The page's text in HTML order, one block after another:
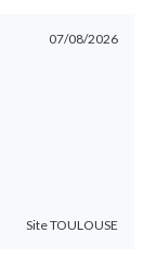
07/08/2026
SiteTOULOUSE